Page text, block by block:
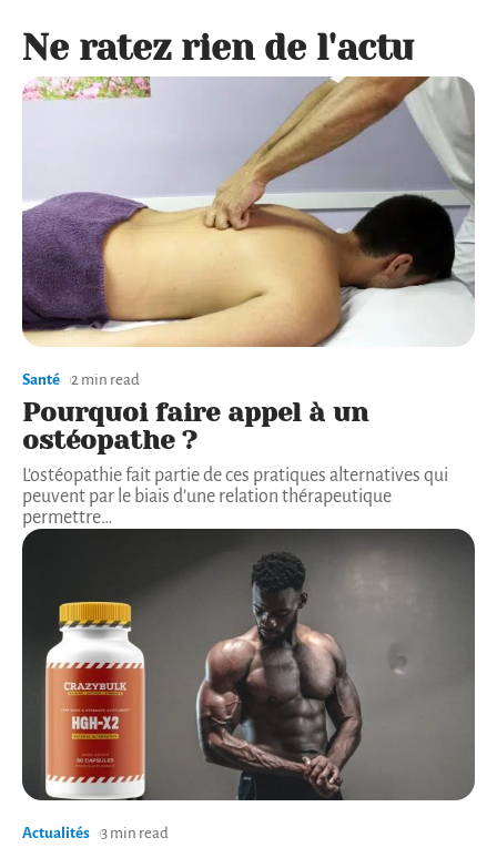
Ne ratez rien de l'actu
Santé 2 min read
Pourquoi faire appel à un
ostéopathe ?
L’ostéopathie fait partie de ces pratiques alternatives qui
peuvent par le biais d’une relation thérapeutique
permettre…
Actualités 3 min read